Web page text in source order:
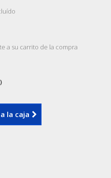
a su carrito de la compra
la caja